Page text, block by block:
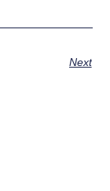
Next